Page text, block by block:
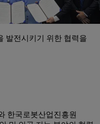
발전시키기 위한 협력을
한국로봇산업진흥원